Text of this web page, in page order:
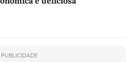
PUBLICIDADE